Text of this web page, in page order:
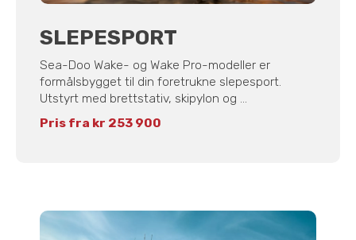
SLEPESPORT
Sea-Doo Wake- og Wake Pro-modeller er
formålsbygget til din foretrukne slepesport.
Utstyrt med brettstativ, skipylon og ...
Pris fra kr 253 900